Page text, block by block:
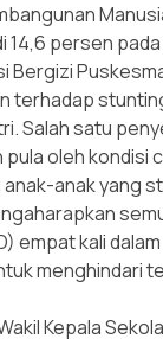
persen pada
terhadap
Salah satu
oleh kondisi
anak yang
empat kali
menghindari
Kepala